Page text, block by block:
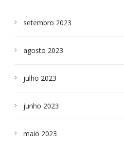
setembro 2023
agosto 2023
julho 2023
junho 2023
maio 2023